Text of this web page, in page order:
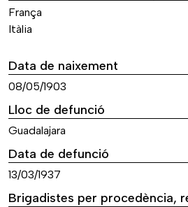
França
Itàlia
Data de naixement
08/05/1903
Lloc de defunció
Guadalajara
Data de defunció
13/03/1937
Brigadistes per procedència,